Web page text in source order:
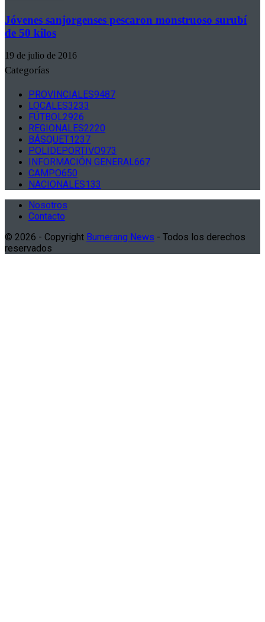
Jóvenes sanjorgenses pescaron monstruoso surubí
de 50 kilos
19 de julio de 2016
Categorías
PROVINCIALES9487
LOCALES3233
FÚTBOL2926
REGIONALES2220
BÁSQUET1237
POLIDEPORTIVO973
INFORMACIÓN GENERAL667
CAMPO650
NACIONALES133
Nosotros
Contacto
© 2026 - Copyright Bumerang News - Todos los derechos
reservados